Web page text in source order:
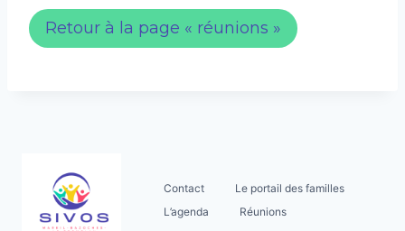
Retour à la page « réunions »
Contact
Le portail des familles
L’agenda
Réunions